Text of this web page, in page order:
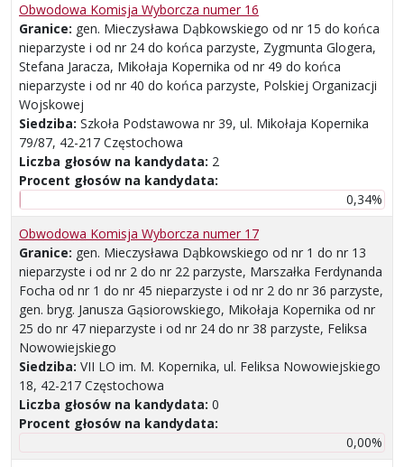
Obwodowa Komisja Wyborcza numer 16
Granice: gen. Mieczysława Dąbkowskiego od nr 15 do końca
nieparzyste i od nr 24 do końca parzyste, Zygmunta Glogera,
Stefana Jaracza, Mikołaja Kopernika od nr 49 do końca
nieparzyste i od nr 40 do końca parzyste, Polskiej Organizacji
Wojskowej
Siedziba: Szkoła Podstawowa nr 39, ul. Mikołaja Kopernika
79/87, 42-217 Częstochowa
Liczba głosów na kandydata: 2
Procent głosów na kandydata:
0,34%
Obwodowa Komisja Wyborcza numer 17
Granice: gen. Mieczysława Dąbkowskiego od nr 1 do nr 13
nieparzyste i od nr 2 do nr 22 parzyste, Marszałka Ferdynanda
Focha od nr 1 do nr 45 nieparzyste i od nr 2 do nr 36 parzyste,
gen. bryg. Janusza Gąsiorowskiego, Mikołaja Kopernika od nr
25 do nr 47 nieparzyste i od nr 24 do nr 38 parzyste, Feliksa
Nowowiejskiego
Siedziba: VII LO im. M. Kopernika, ul. Feliksa Nowowiejskiego
18, 42-217 Częstochowa
Liczba głosów na kandydata: 0
Procent głosów na kandydata:
0,00%